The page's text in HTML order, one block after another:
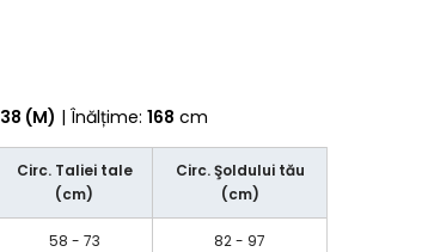
38 (M) | Înălțime:168 cm
Circ. Taliei tale
(cm)
Circ. Şoldului tău
(cm)
58 - 73 82 - 97